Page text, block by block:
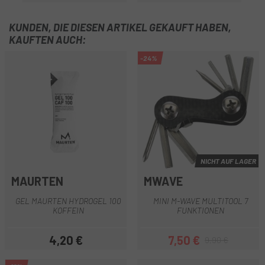
KUNDEN, DIE DIESEN ARTIKEL GEKAUFT HABEN,
KAUFTEN AUCH:
MAURTEN
GEL MAURTEN HYDROGEL 100
KOFFEIN
Preis
4,20 €
-24%
NICHT AUF LAGER
MWAVE
MINI M-WAVE MULTITOOL 7
FUNKTIONEN
Preis
7,50 €Regulärer Preis